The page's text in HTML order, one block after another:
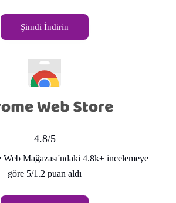
Şimdi İndirin
4.8/5
Mağazası'ndaki 4.8k+ incelemeye
göre 5/1.2 puan aldı